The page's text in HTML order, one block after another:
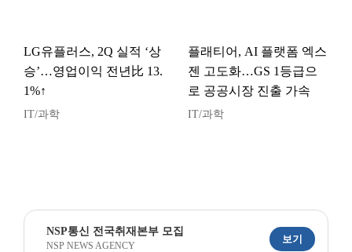
LG유플러스, 2Q 실적 ‘상
승’…영업이익 전년比 13.
1%↑
IT/과학
플래티어, AI 플랫폼 엑스
젠 고도화…GS 1등급으
로 공공시장 진출 가속
IT/과학
NSP통신 전국취재본부 모집
NSP NEWS AGENCY
보기